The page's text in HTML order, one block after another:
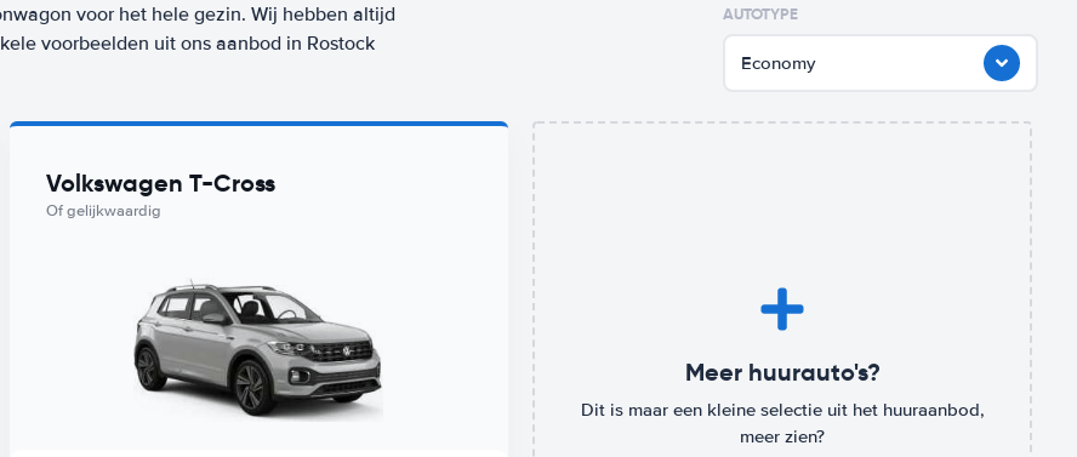
voor het hele gezin. Wij hebben altijd
voorbeelden uit ons aanbod in Rostock
AUTOTYPE
Economy
Volkswagen T-Cross
Of gelijkwaardig
Meer huurauto's?
Dit is maar een kleine selectie uit het huuraanbod,
meer zien?